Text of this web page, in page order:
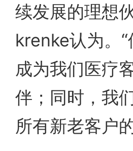
续发展的理想
krenke认为。
成为我们医疗
伴；同时，我
所有新老客户